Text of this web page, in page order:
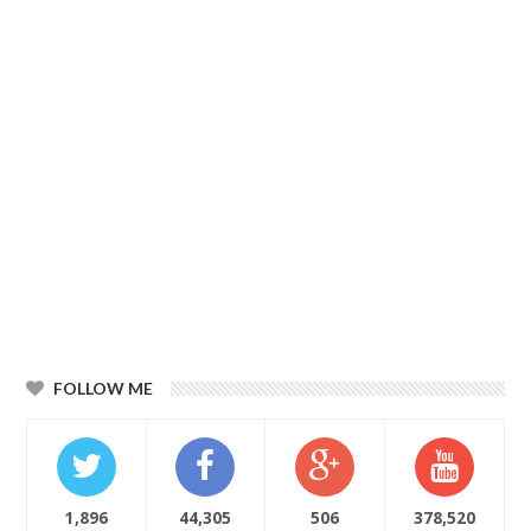
FOLLOW ME
1,896 44,305 506 378,520